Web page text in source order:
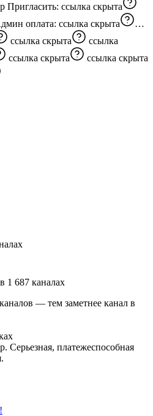
Язвительный женский юмор Пригласить: ссылка скрыта
оплата: ссылка скрыта
ссылка скрыта
ссылка
ссылка скрыта
ссылка скрыта
в 1 687 каналах
— тем заметнее канал в
платежеспособная